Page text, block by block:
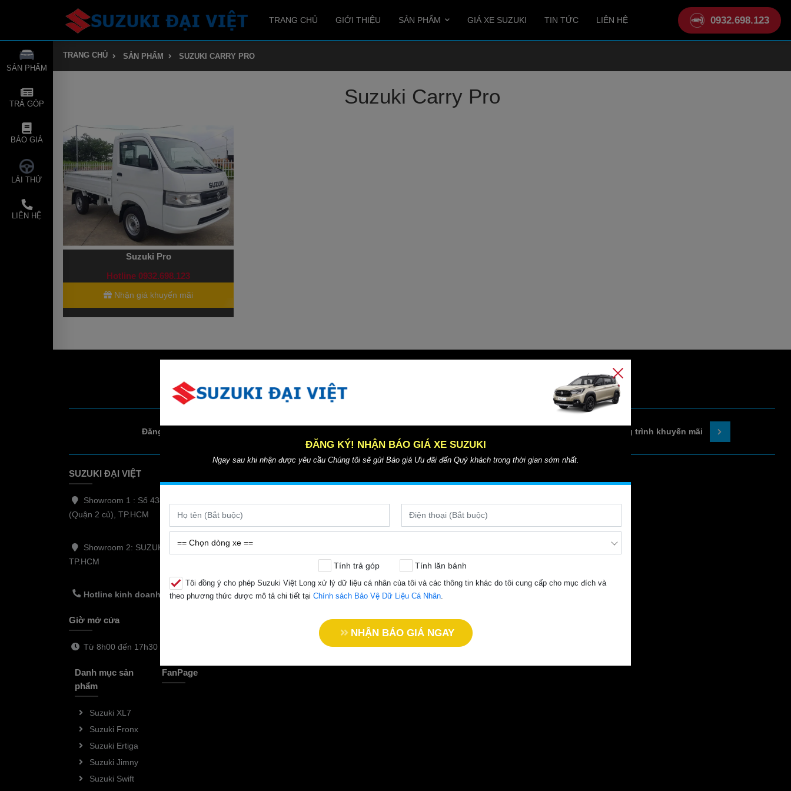
TRANG CHỦ GIỚI THIỆU SẢN PHẨM GIÁ XE SUZUKI TIN TỨC LIÊN HỆ 0932.698.123
TRANG CHỦ SẢN PHẨM SUZUKI CARRY PRO
Suzuki Carry Pro
Suzuki Pro
Hotline 0932.698.123
Nhận giá khuyến mãi
Đăng ký lái thử Chương trình khuyến mãi
SUZUKI ĐẠI VIỆT
Showroom 1 : Số 438 - 440 Nguyễn Duy Trinh, Phường Bình Trưng Đông, TP Thủ Đức
(Quận 2 củ), TP.HCM
Showroom 2: SUZUKI VIỆT LONG - 936 Quốc Lộ 1A, Phường Thạnh Xuân, Quận12,
TP.HCM
Hotline kinh doanh: 0932.698.123
Giờ mở cửa
Từ 8h00 đến 17h30 (Hoạt động cả tuần)
Danh mục sản
phẩm
Suzuki XL7
Suzuki Fronx
Suzuki Ertiga
Suzuki Jimny
Suzuki Swift
FanPage
ĐĂNG KÝ! NHẬN BÁO GIÁ XE SUZUKI
Ngay sau khi nhận được yêu cầu Chúng tôi sẽ gửi Báo giá Ưu đãi đến Quý khách trong thời gian sớm nhất.
Tính trả góp Tính lăn bánh
Tôi đồng ý cho phép Suzuki Việt Long xử lý dữ liệu cá nhân của tôi và các thông tin khác do tôi cung cấp cho mục đích và
theo phương thức được mô tả chi tiết tại Chính sách Bảo Vệ Dữ Liệu Cá Nhân
NHẬN BÁO GIÁ NGAY
SẢN PHẨM
TRẢ GÓP
BÁO GIÁ
LÁI THỬ
LIÊN HỆ